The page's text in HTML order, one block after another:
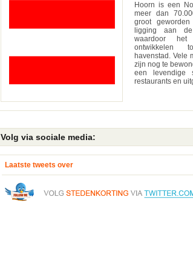
Hoorn is een
meer dan
groot
ligging aan de
waardoor
ontwikkelen
havenstad. Vele
zijn nog te
een levendige
restaurants en
Volg via sociale media:
Laatste tweets over